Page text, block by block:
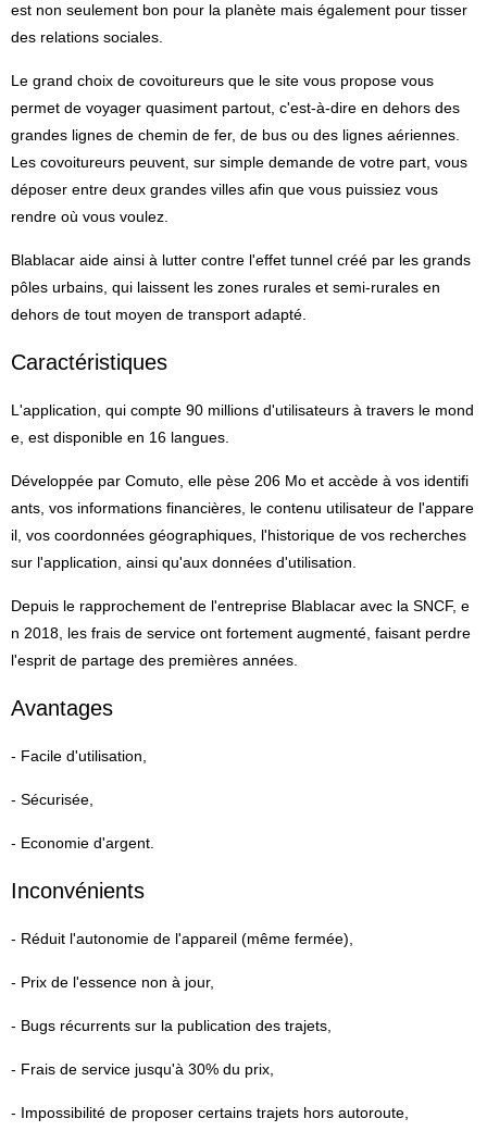
est non seulement bon pour la planète mais également pour tisser
des relations sociales.
Le grand choix de covoitureurs que le site vous propose vous
permet de voyager quasiment partout, c'est-à-dire en dehors des
grandes lignes de chemin de fer, de bus ou des lignes aériennes.
Les covoitureurs peuvent, sur simple demande de votre part, vous
déposer entre deux grandes villes afin que vous puissiez vous
rendre où vous voulez.
Blablacar aide ainsi à lutter contre l'effet tunnel créé par les grands
pôles urbains, qui laissent les zones rurales et semi-rurales en
dehors de tout moyen de transport adapté.
Caractéristiques
L'application, qui compte 90 millions d'utilisateurs à travers le mond
e, est disponible en 16 langues.
Développée par Comuto, elle pèse 206 Mo et accède à vos identifi
ants, vos informations financières, le contenu utilisateur de l'appare
il, vos coordonnées géographiques, l'historique de vos recherches
sur l'application, ainsi qu'aux données d'utilisation.
Depuis le rapprochement de l'entreprise Blablacar avec la SNCF, e
n 2018, les frais de service ont fortement augmenté, faisant perdre
l'esprit de partage des premières années.
Avantages
- Facile d'utilisation,
- Sécurisée,
- Economie d'argent.
Inconvénients
- Réduit l'autonomie de l'appareil (même fermée),
- Prix de l'essence non à jour,
- Bugs récurrents sur la publication des trajets,
- Frais de service jusqu'à 30% du prix,
- Impossibilité de proposer certains trajets hors autoroute,